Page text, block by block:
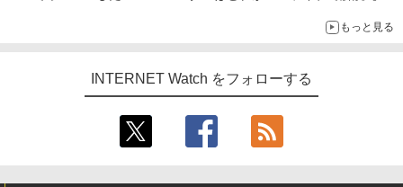
もっと見る
INTERNET Watch をフォローする